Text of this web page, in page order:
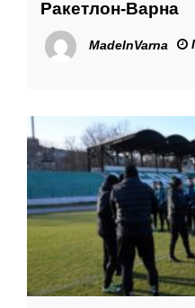
Ракетлон-Варна
MadeInVarna